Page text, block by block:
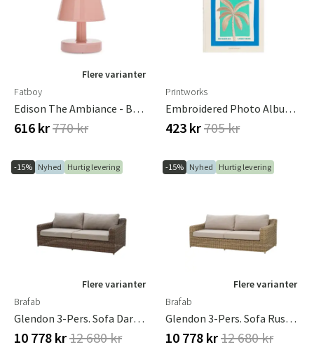
Norge
Suomi
Flere varianter
Fatboy
Edison The Ambiance - Bordlampe Soft Pink
616 kr770 kr
Printworks
Embroidered Photo Album - Voyage
423 kr705 kr
-15% Nyhed Hurtig levering
Flere varianter
Brafab
Glendon 3-Pers. Sofa Dark Brown / Soft Moose
10 778 kr12 680 kr
-15% Nyhed Hurtig levering
Flere varianter
Brafab
Glendon 3-Pers. Sofa Rustic / Beige
10 778 kr12 680 kr